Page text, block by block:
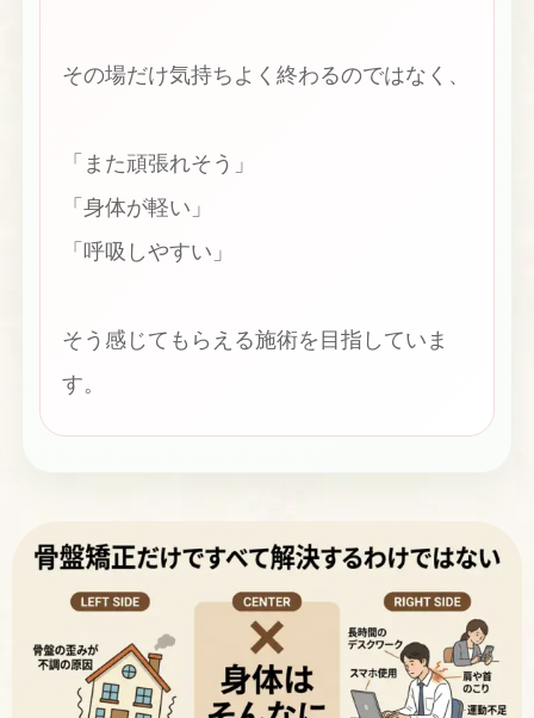
その場だけ気持ちよく終わるのではなく、
「また頑張れそう」
「身体が軽い」
「呼吸しやすい」
そう感じてもらえる施術を目指していま
す。